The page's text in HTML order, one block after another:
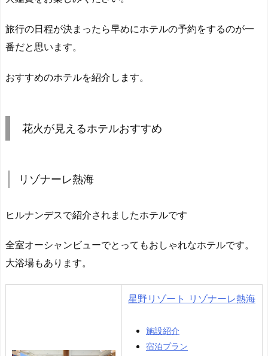
旅行の日程が決まったら早めにホテルの予約をするのが一
番だと思います。
おすすめのホテルを紹介します。
花火が見えるホテルおすすめ
リゾナーレ熱海
ヒルナンデスで紹介されましたホテルです
全室オーシャンビューでとってもおしゃれなホテルです。
大浴場もあります。
星野リゾート リゾナーレ熱海
施設紹介
宿泊プラン